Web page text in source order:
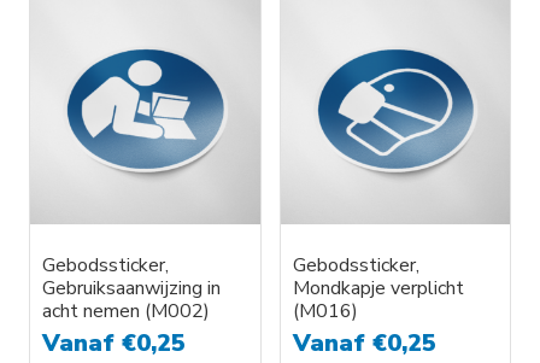
Gebodssticker,
Gebruiksaanwijzing in
acht nemen (M002)
Vanaf €0,25
Gebodssticker,
Mondkapje verplicht
(M016)
Vanaf €0,25